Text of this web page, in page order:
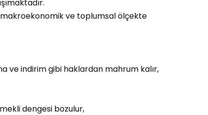
makroekonomik ve toplumsal ölçekte
ve indirim gibi haklardan mahrum kalır,
dengesi bozulur,